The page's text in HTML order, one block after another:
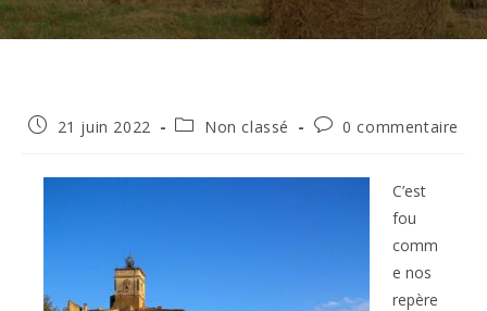
Publication
21 juin 2022
PostNon classé
Commentaires
publication :
0 commentaire
C’est
fou
comm
e nos
repère